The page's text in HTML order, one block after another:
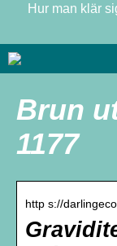
Hur man klär
Brun
1177
http s://